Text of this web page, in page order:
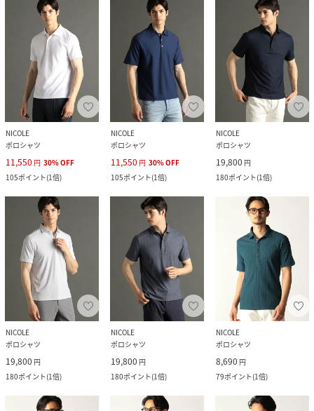
NICOLE
ポロシャツ
11,550 円 30%OFF
105ポイント(1倍)
NICOLE
ポロシャツ
11,550 円 30%OFF
105ポイント(1倍)
NICOLE
ポロシャツ
19,800 円
180ポイント(1倍)
NICOLE
ポロシャツ
19,800 円
180ポイント(1倍)
NICOLE
ポロシャツ
19,800 円
180ポイント(1倍)
NICOLE
ポロシャツ
8,690 円
79ポイント(1倍)